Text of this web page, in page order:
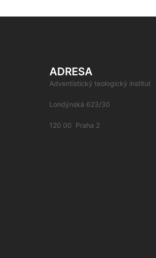
ADRESA
Adventistický teologický institut
Londýnská 623/30
120 00 Praha 2